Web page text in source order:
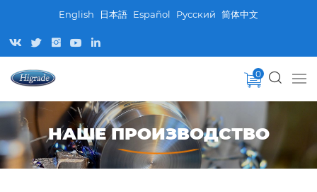
English 日本語 Español Pусский 简体中文
0
НАШЕ ПРОИЗВОДСТВО